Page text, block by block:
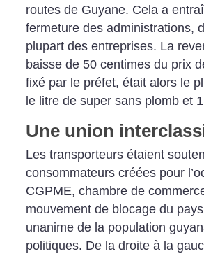
routes de Guyane. Cela a
fermeture des administrations,
plupart des entreprises. La
baisse de 50 centimes du prix
fixé par le préfet, était alors le
le litre de super sans plomb et
Une union
Les transporteurs étaient
consommateurs créées pour
CGPME, chambre de
mouvement de blocage du
unanime de la population
politiques. De la droite à la